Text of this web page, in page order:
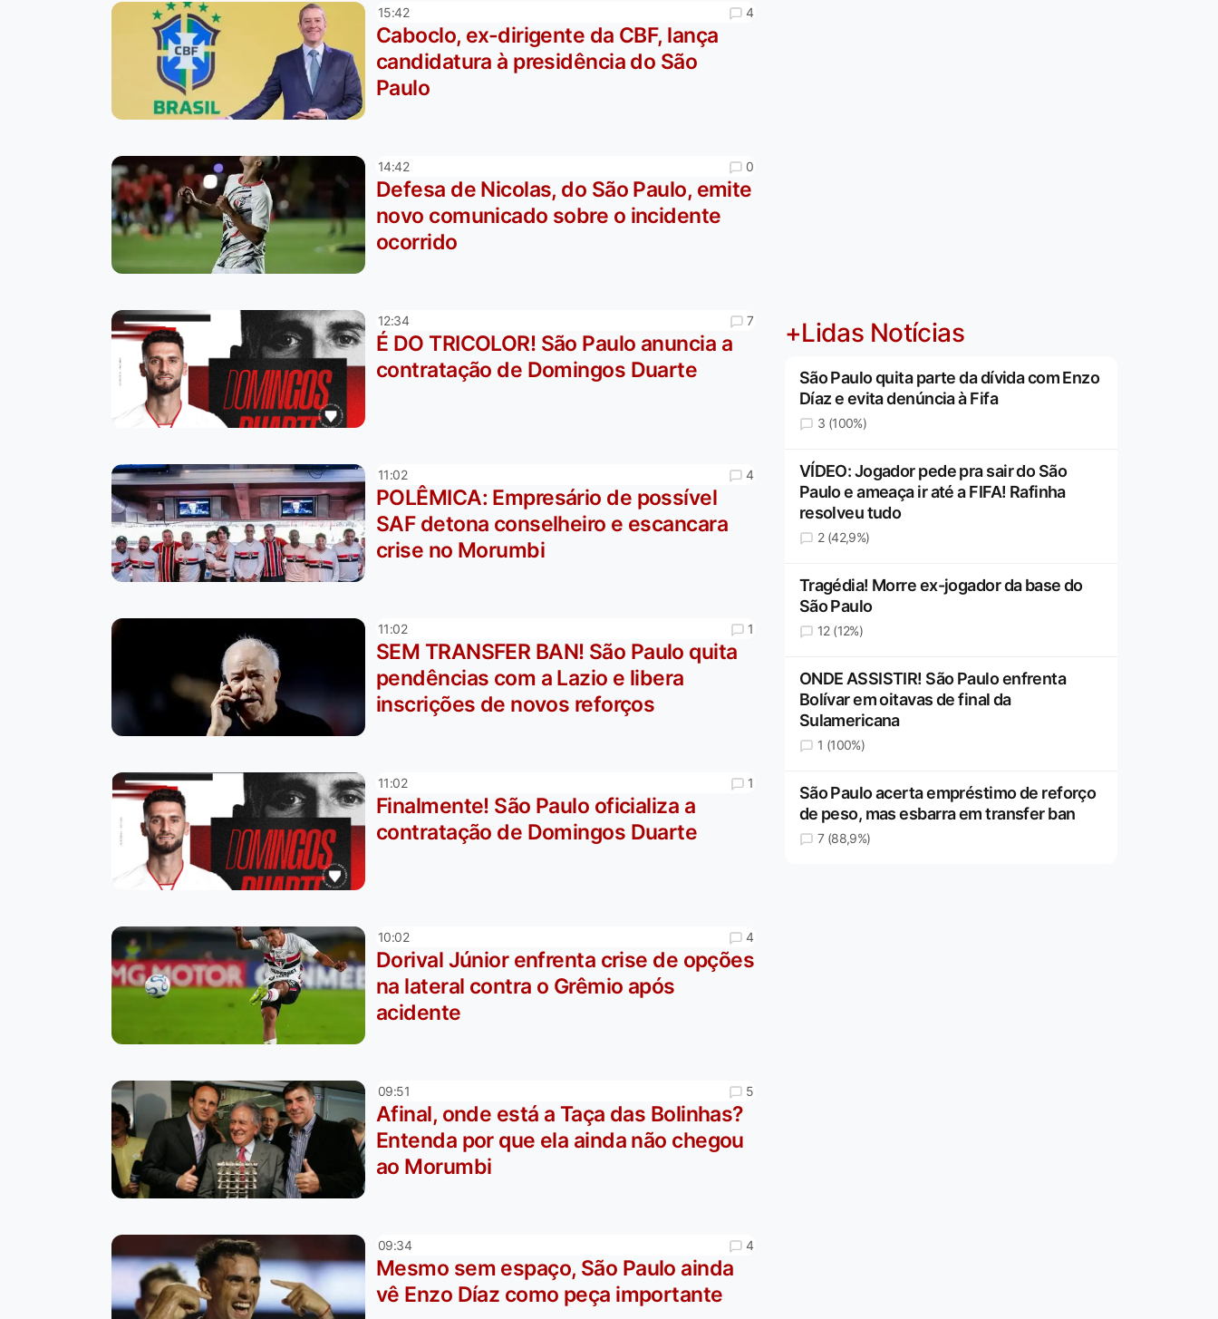
15:42 4
Caboclo, ex-dirigente da CBF, lança
candidatura à presidência do São
Paulo
14:42 0
Defesa de Nicolas, do São Paulo, emite
novo comunicado sobre o incidente
ocorrido
12:34 7
É DO TRICOLOR! São Paulo anuncia a
contratação de Domingos Duarte
11:02 4
POLÊMICA: Empresário de possível
SAF detona conselheiro e escancara
crise no Morumbi
11:02 1
SEM TRANSFER BAN! São Paulo quita
pendências com a Lazio e libera
inscrições de novos reforços
11:02 1
Finalmente! São Paulo oficializa a
contratação de Domingos Duarte
10:02 4
Dorival Júnior enfrenta crise de opções
na lateral contra o Grêmio após
acidente
09:51 5
Afinal, onde está a Taça das Bolinhas?
Entenda por que ela ainda não chegou
ao Morumbi
09:34 4
Mesmo sem espaço, São Paulo ainda
vê Enzo Díaz como peça importante
+Lidas Notícias
São Paulo quita parte da dívida com Enzo
Díaz e evita denúncia à Fifa
3 (100%)
VÍDEO: Jogador pede pra sair do São
Paulo e ameaça ir até a FIFA! Rafinha
resolveu tudo
2 (42,9%)
Tragédia! Morre ex-jogador da base do
São Paulo
12 (12%)
ONDE ASSISTIR! São Paulo enfrenta
Bolívar em oitavas de final da
Sulamericana
1 (100%)
São Paulo acerta empréstimo de reforço
de peso, mas esbarra em transfer ban
7 (88,9%)